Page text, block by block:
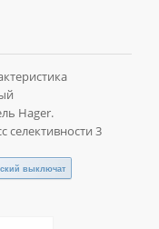
Hager.
селективности 3
выключат